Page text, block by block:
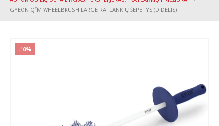
GYEON Q²M WHEELBRUSH LARGE RATLANKIŲ ŠEPETYS (DIDELIS)
-10%